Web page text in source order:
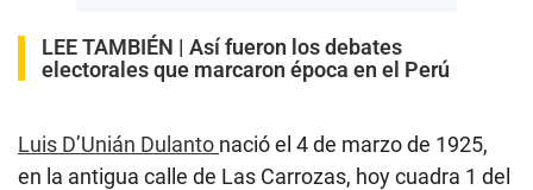
LEE TAMBIÉN | Así fueron los debates
electorales que marcaron época en el Perú
Luis D’Unián Dulanto nació el 4 de marzo de 1925,
en la antigua calle de Las Carrozas, hoy cuadra 1 del